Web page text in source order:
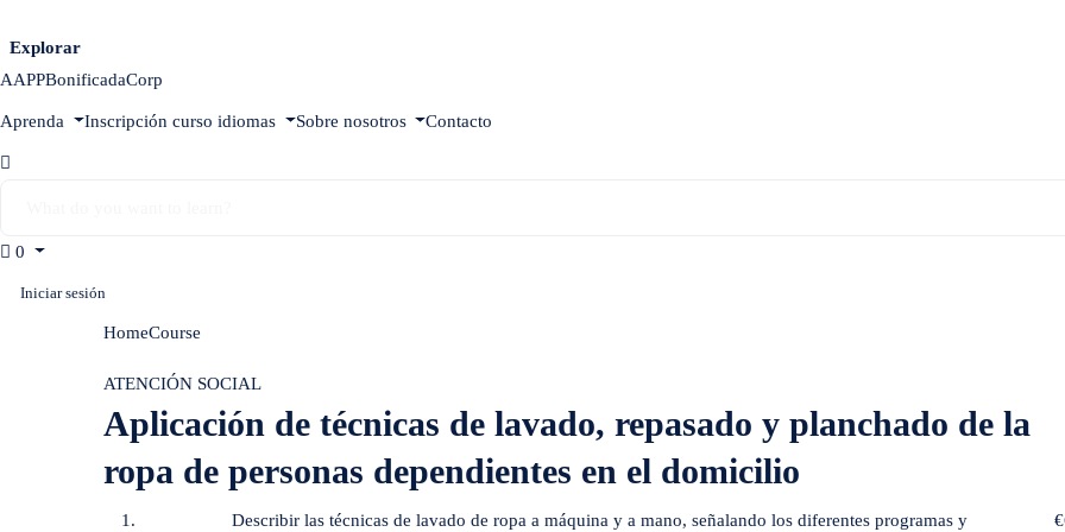
Explorar
AAPPBonificadaCorp
Aprenda Inscripción curso idiomas Sobre nosotros Contacto
0
Iniciar sesión
HomeCourse
ATENCIÓN SOCIAL
Aplicación de técnicas de lavado, repasado y planchado de la
ropa de personas dependientes en el domicilio
Describir las técnicas de lavado de ropa a máquina y a mano, señalando los diferentes programas y